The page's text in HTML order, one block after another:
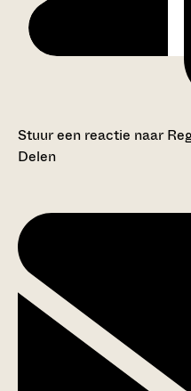
Stuur een reactie naar
Delen